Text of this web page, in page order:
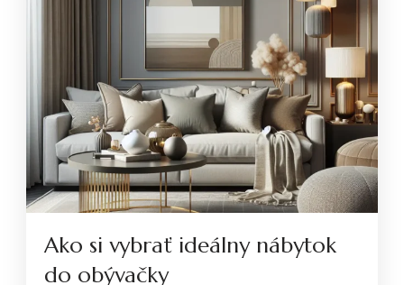
Ako si vybrať ideálny nábytok
do obývačky